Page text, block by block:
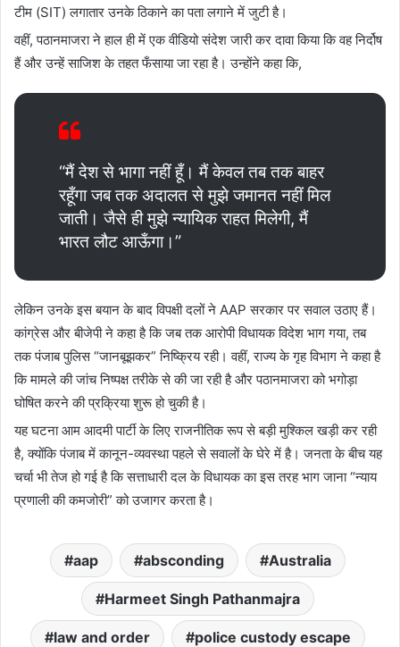
टीम (SIT) लगातार उनके ठिकाने का पता लगाने में जुटी है।
वहीं, पठानमाजरा ने हाल ही में एक वीडियो संदेश जारी कर दावा किया कि वह निर्दोष
हैं और उन्हें साजिश के तहत फँसाया जा रहा है। उन्होंने कहा कि,
“मैं देश से भागा नहीं हूँ। मैं केवल तब तक बाहर
रहूँगा जब तक अदालत से मुझे जमानत नहीं मिल
जाती। जैसे ही मुझे न्यायिक राहत मिलेगी, मैं
भारत लौट आऊँगा।”
लेकिन उनके इस बयान के बाद विपक्षी दलों ने AAP सरकार पर सवाल उठाए हैं।
कांग्रेस और बीजेपी ने कहा है कि जब तक आरोपी विधायक विदेश भाग गया, तब
तक पंजाब पुलिस “जानबूझकर” निष्क्रिय रही। वहीं, राज्य के गृह विभाग ने कहा है
कि मामले की जांच निष्पक्ष तरीके से की जा रही है और पठानमाजरा को भगोड़ा
घोषित करने की प्रक्रिया शुरू हो चुकी है।
यह घटना आम आदमी पार्टी के लिए राजनीतिक रूप से बड़ी मुश्किल खड़ी कर रही
है, क्योंकि पंजाब में कानून-व्यवस्था पहले से सवालों के घेरे में है। जनता के बीच यह
चर्चा भी तेज हो गई है कि सत्ताधारी दल के विधायक का इस तरह भाग जाना “न्याय
प्रणाली की कमजोरी” को उजागर करता है।
aap absconding Australia
Harmeet Singh Pathanmajra
law and order police custody escape